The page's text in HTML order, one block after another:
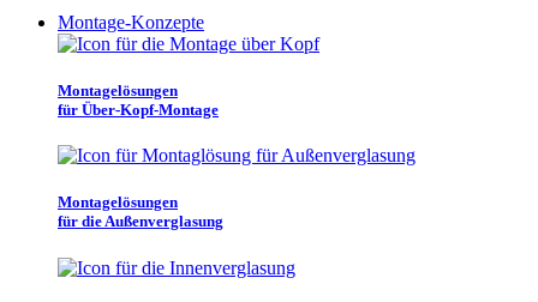
Montage-Konzepte
Montagelösungen
für Über-Kopf-Montage
Montagelösungen
für die Außenverglasung